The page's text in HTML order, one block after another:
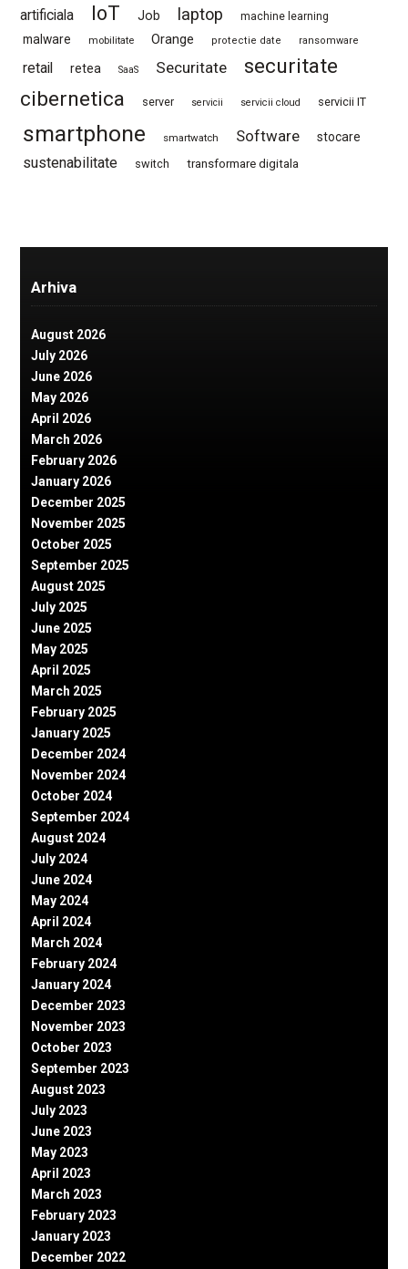
artificiala
IoT Job laptop machine learning
malware mobilitate Orange protectie date ransomware
retail retea SaaS Securitate
securitate
cibernetica
server servicii servicii cloud servicii IT
smartphone smartwatch Software stocare
sustenabilitate switch transformare digitala
Arhiva
August 2026
July 2026
June 2026
May 2026
April 2026
March 2026
February 2026
January 2026
December 2025
November 2025
October 2025
September 2025
August 2025
July 2025
June 2025
May 2025
April 2025
March 2025
February 2025
January 2025
December 2024
November 2024
October 2024
September 2024
August 2024
July 2024
June 2024
May 2024
April 2024
March 2024
February 2024
January 2024
December 2023
November 2023
October 2023
September 2023
August 2023
July 2023
June 2023
May 2023
April 2023
March 2023
February 2023
January 2023
December 2022